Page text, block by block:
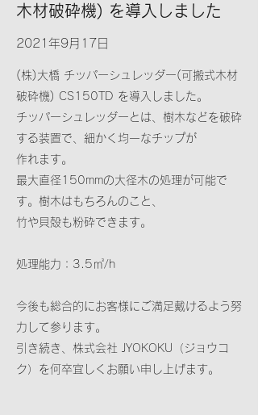
木材破砕機) を導入しました
2021年9月17日
(株)大橋 チッパーシュレッダー(可搬式木材
破砕機) CS150TD を導入しました。
チッパーシュレッダーとは、樹木などを破砕
する装置で、細かく均一なチップが
作れます。
最大直径150mmの大径木の処理が可能で
す。樹木はもちろんのこと、
竹や貝殻も粉砕できます。
処理能力：3.5㎥/h
今後も総合的にお客様にご満足戴けるよう努
力して参ります。
引き続き、株式会社 JYOKOKU（ジョウコ
ク）を何卒宜しくお願い申し上げます。